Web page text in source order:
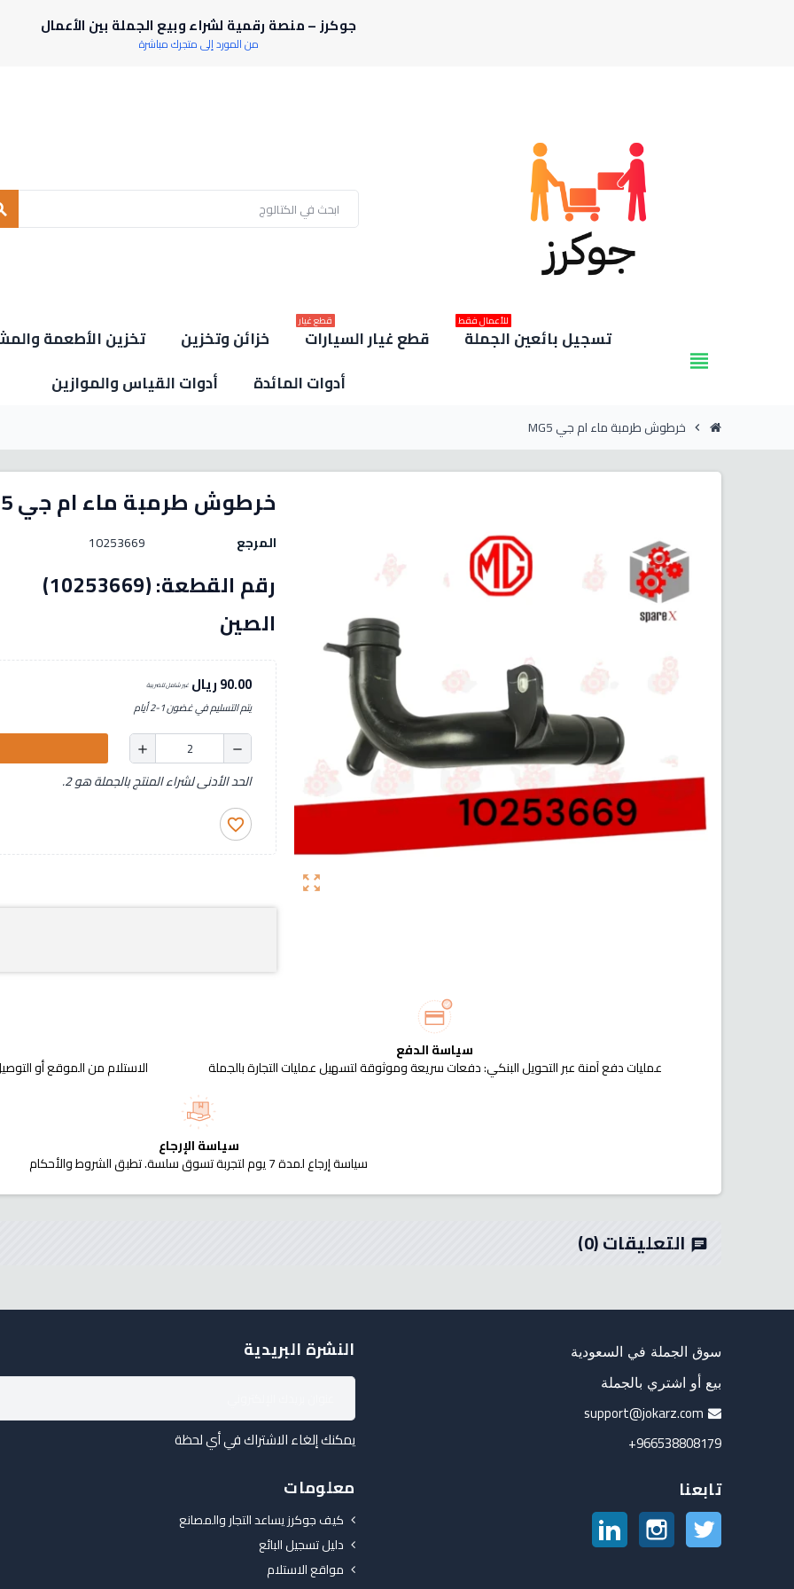
جوكرز – منصة رقمية لشراء وبيع الجملة بين الأعمال
من المورد إلى متجرك مباشرة
view_headline
تسجيل بائعين الجملة
للأعمال فقط
قطع غيار السيارات
قطع غيار
خزائن وتخزين تخزين الأطعمة
أدوات المائدة
أدوات القياس والموازين
chevron_right خرطوش طرمبة ماء ام جي MG5
zoom_out_map
خرطوش طرمبة ماء ام جي MG5
المرجع 10253669
رقم
الصين
90.00 ريال غير شامل للضريبة
يتم التسليم في غضون 1-2 أيام
remove
add
الحد الأدنى لشراء المنتج بالجملة هو 2.
favorite_border
سياسة الدفع
عمليات دفع آمنة عبر التحويل البنكي: دفعات سريعة وموثوقة لتسهيل عمليات التجارة بالجملة الاستلام من الموقع أو
سياسة الإرجاع
سياسة إرجاع لمدة 7 يوم لتجربة تسوق سلسة. تطبق الشروط والأحكام
chat التعليقات(0)
سوق الجملة في السعودية
بيع أو اشتري بالجملة
support@jokarz.com
966538808179+
تابعنا
تويتر انستغرام
النشرة البريدية
يمكنك إلغاء الاشتراك في أي لحظة
معلومات
كيف جوكرز يساعد التجار والمصانع
دليل تسجيل البائع
مواقع الاستلام